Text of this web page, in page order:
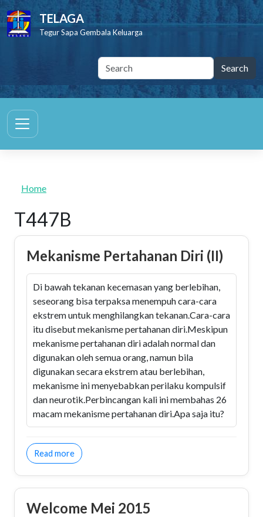
Skip to main content
TELAGA
Tegur Sapa Gembala Keluarga
Home
T447B
Mekanisme Pertahanan Diri (II)
Di bawah tekanan kecemasan yang berlebihan,
seseorang bisa terpaksa menempuh cara-cara
ekstrem untuk menghilangkan tekanan.Cara-cara
itu disebut mekanisme pertahanan diri.Meskipun
mekanisme pertahanan diri adalah normal dan
digunakan oleh semua orang, namun bila
digunakan secara ekstrem atau berlebihan,
mekanisme ini menyebabkan perilaku kompulsif
dan neurotik.Perbincangan kali ini membahas 26
macam mekanisme pertahanan diri.Apa saja itu?
Read moreabout Mekanisme Pertahanan Diri (II)
Welcome Mei 2015